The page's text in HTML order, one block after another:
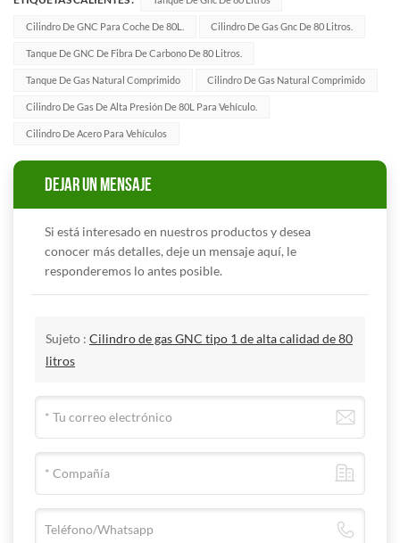
Cilindro De GNC Para Coche De 80L. Cilindro De Gas Gnc De 80 Litros.
Tanque De GNC De Fibra De Carbono De 80 Litros.
Tanque De Gas Natural Comprimido Cilindro De Gas Natural Comprimido
Cilindro De Gas De Alta Presión De 80L Para Vehículo.
Cilindro De Acero Para Vehículos
DEJAR UN MENSAJE
Si está interesado en nuestros productos y desea
conocer más detalles, deje un mensaje aquí, le
responderemos lo antes posible.
Sujeto : Cilindro de gas GNC tipo 1 de alta calidad de 80
litros